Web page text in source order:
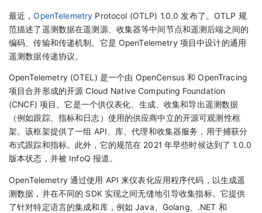
最近，OpenTelemetry Protocol (OTLP) 1.0.0 发布了。OTLP 规
范描述了遥测数据在遥测源、收集器等中间节点和遥测后端之间的
编码、传输和传递机制。它是 OpenTelemetry 项目中设计的通用
遥测数据传递协议。
OpenTelemetry (OTEL) 是一个由 OpenCensus 和 OpenTracing
项目合并形成的开源 Cloud Native Computing Foundation
(CNCF) 项目。它是一个供仪表化、生成、收集和导出遥测数据
（例如跟踪、指标和日志）使用的供应商中立的开源可观测性框
架。该框架提供了一组 API、库、代理和收集器服务，用于捕获分
布式跟踪和指标。此外，它的规范在 2021 年早些时候达到了 1.0.0
版本状态，并被 InfoQ 报道。
OpenTelemetry 通过使用 API 来仪表化应用程序代码，以生成遥
测数据，并在不同的 SDK 实现之间无缝地引导收集指标。它提供
了针对特定语言的集成和库，例如 Java、Golang、.NET 和